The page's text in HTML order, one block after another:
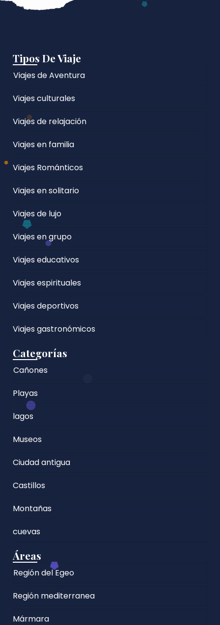
Tipos De Viaje
Viajes de Aventura
Viajes culturales
Viajes de relajación
Viajes en familia
Viajes Románticos
Viajes en solitario
Viajes de lujo
Viajes en grupo
Viajes educativos
Viajes espirituales
Viajes deportivos
Viajes gastronómicos
Categorías
Cañones
Playas
lagos
Museos
Ciudad antigua
Castillos
Montañas
cuevas
Áreas
Región del Egeo
Región mediterranea
Mármara